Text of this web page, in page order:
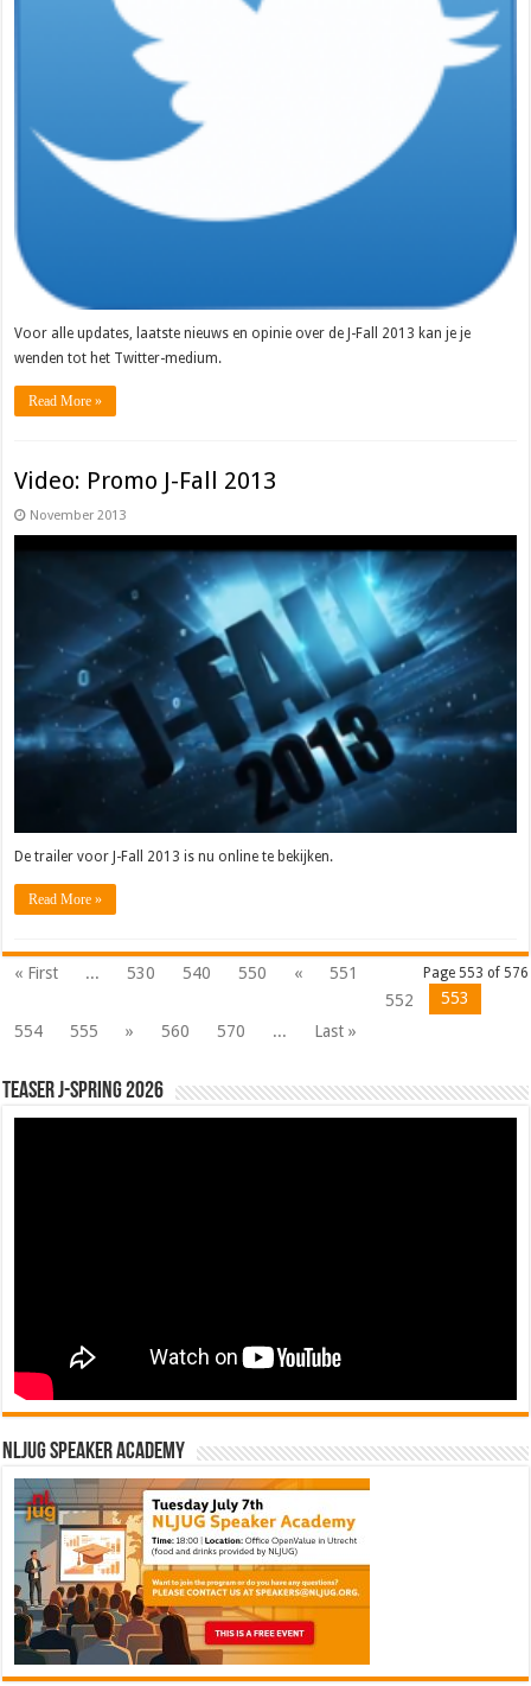
Voor alle updates, laatste nieuws en opinie over de J-Fall 2013 kan je je
wenden tot het Twitter-medium.
Read More »
Video: Promo J-Fall 2013
November 2013
De trailer voor J-Fall 2013 is nu online te bekijken.
Read More »
Page 553 of 576
« First ... 530 540 550 «
551
552
553
554
555 » 560 570 ... Last »
Teaser J-Spring 2026
NLJUG Speaker Academy